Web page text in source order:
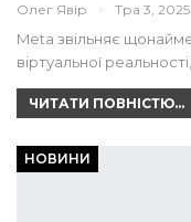
Олег Явір Тра 3, 2025
Meta звільняє
віртуальної
ЧИТАТИ ПОВНІСТЮ...
НОВИНИ